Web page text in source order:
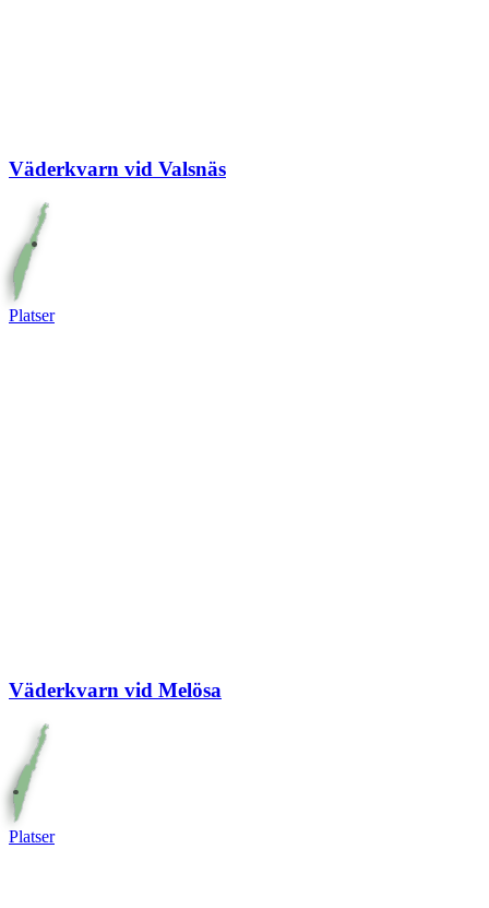
Väderkvarn vid Valsnäs
Platser
Väderkvarn vid Melösa
Platser